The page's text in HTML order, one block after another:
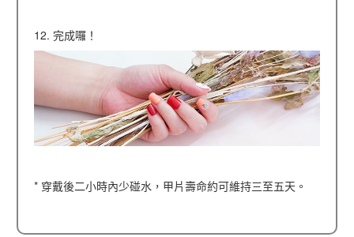
12. 完成囉！
* 穿戴後二小時內少碰水，甲片壽命約可維持三至五天。